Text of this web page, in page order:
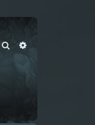
Rechercher